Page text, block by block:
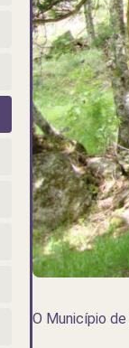
O Município